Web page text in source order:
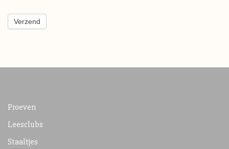
Verzend
Proeven
Leesclubs
Staaltjes